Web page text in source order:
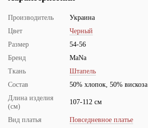
Производитель
Украина
Цвет
Черный
Размер
54-56
Бренд
MaNa
Ткань
Штапель
Состав
50% хлопок, 50% вискоза
Длина изделия
(см)
107-112 см
Вид платья
Повседневное платье